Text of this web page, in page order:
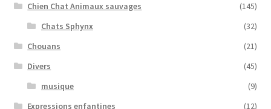
Chien Chat Animaux sauvages
(145)
Chats Sphynx
(32)
Chouans
(21)
Divers
(45)
musique
(9)
Expressions enfantines
(12)